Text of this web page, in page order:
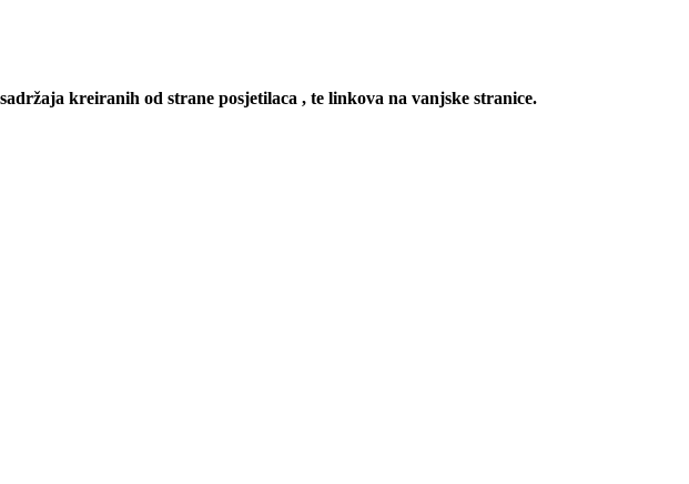
kreiranih od strane posjetilaca , te linkova na vanjske stranice.